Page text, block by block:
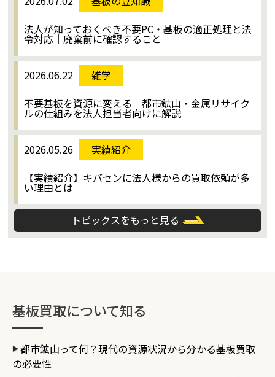
法人が知っておくべき不要PC・基板の適正処理と法
令対応｜廃棄前に確認すること
2026.06.22
雑学
不要基板を資源に変える｜都市鉱山・金属リサイク
ルの仕組みを法人担当者向けに解説
2026.05.26
実績紹介
【実績紹介】キバセンに法人様からの買取依頼が多
い理由とは
トピックスをもっと見る
基板買取について知る
都市鉱山って何？現代の資源状況から分かる基板買取
の必要性